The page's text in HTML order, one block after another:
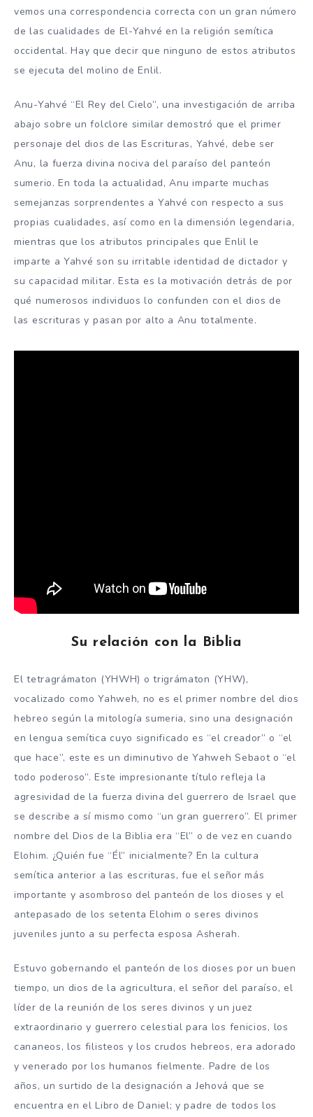
vemos una correspondencia correcta con un gran número
de las cualidades de El-Yahvé en la religión semítica
occidental. Hay que decir que ninguno de estos atributos
se ejecuta del molino de Enlil.
Anu-Yahvé “El Rey del Cielo”, una investigación de arriba
abajo sobre un folclore similar demostró que el primer
personaje del dios de las Escrituras, Yahvé, debe ser
Anu, la fuerza divina nociva del paraíso del panteón
sumerio. En toda la actualidad, Anu imparte muchas
semejanzas sorprendentes a Yahvé con respecto a sus
propias cualidades, así como en la dimensión legendaria,
mientras que los atributos principales que Enlil le
imparte a Yahvé son su irritable identidad de dictador y
su capacidad militar. Esta es la motivación detrás de por
qué numerosos individuos lo confunden con el dios de
las escrituras y pasan por alto a Anu totalmente.
Su relación con la Biblia
El tetragrámaton (YHWH) o trigrámaton (YHW),
vocalizado como Yahweh, no es el primer nombre del dios
hebreo según la mitología sumeria, sino una designación
en lengua semítica cuyo significado es “el creador” o “el
que hace”, este es un diminutivo de Yahweh Sebaot o “el
todo poderoso”. Este impresionante título refleja la
agresividad de la fuerza divina del guerrero de Israel que
se describe a sí mismo como “un gran guerrero”. El primer
nombre del Dios de la Biblia era “El” o de vez en cuando
Elohim. ¿Quién fue “Él” inicialmente? En la cultura
semítica anterior a las escrituras, fue el señor más
importante y asombroso del panteón de los dioses y el
antepasado de los setenta Elohim o seres divinos
juveniles junto a su perfecta esposa Asherah.
Estuvo gobernando el panteón de los dioses por un buen
tiempo, un dios de la agricultura, el señor del paraíso, el
líder de la reunión de los seres divinos y un juez
extraordinario y guerrero celestial para los fenicios, los
cananeos, los filisteos y los crudos hebreos, era adorado
y venerado por los humanos fielmente. Padre de los
años, un surtido de la designación a Jehová que se
encuentra en el Libro de Daniel; y padre de todos los